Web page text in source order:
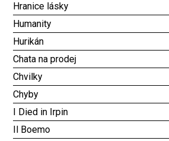
Hranice lásky
Humanity
Hurikán
Chata na prodej
Chvilky
Chyby
I Died in Irpin
Il Boemo